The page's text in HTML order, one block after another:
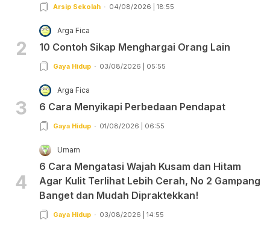
Arsip Sekolah 04/08/2026 | 18:55
2
Arga Fica
10 Contoh Sikap Menghargai Orang Lain
Gaya Hidup 03/08/2026 | 05:55
3
Arga Fica
6 Cara Menyikapi Perbedaan Pendapat
Gaya Hidup 01/08/2026 | 06:55
4
Umam
6 Cara Mengatasi Wajah Kusam dan Hitam
Agar Kulit Terlihat Lebih Cerah, No 2 Gampang
Banget dan Mudah Dipraktekkan!
Gaya Hidup 03/08/2026 | 14:55